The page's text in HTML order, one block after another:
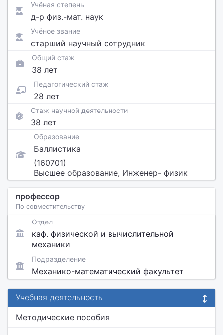
Учёная степень
д-р физ.-мат. наук
Учёное звание
старший научный сотрудник
Общий стаж
38 лет
Педагогический стаж
28 лет
Стаж научной деятельности
38 лет
Образование
Баллистика
(160701)
Высшее образование, Инженер- физик
профессор
По совместительству
Отдел
каф. физической и вычислительной
механики
Подразделение
Механико-математический факультет
Учебная деятельность
Методические пособия